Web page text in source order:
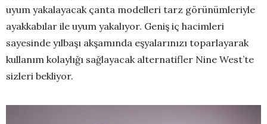
uyum yakalayacak çanta modelleri tarz görünümleriyle
ayakkabılar ile uyum yakalıyor. Geniş iç hacimleri
sayesinde yılbaşı akşamında eşyalarınızı toparlayarak
kullanım kolaylığı sağlayacak alternatifler Nine West’te
sizleri bekliyor.